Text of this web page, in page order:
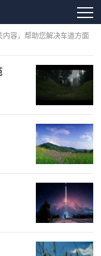
容，帮助您解决车道方面